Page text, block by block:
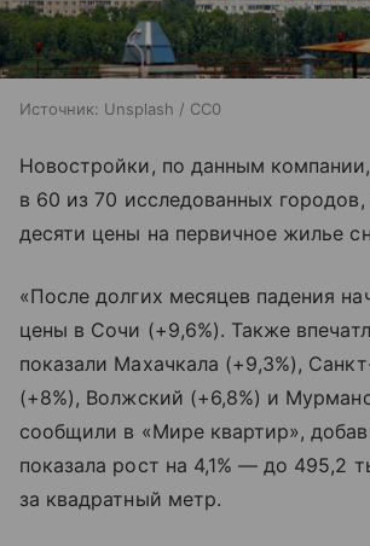
Источник: Unsplash / CC0
Новостройки, по данным
в 60 из 70 исследованных
десяти цены на первичное жилье
«После долгих месяцев падения
цены в Сочи (+9,6%). Также
показали Махачкала (+9,3%),
(+8%), Волжский (+6,8%) и
сообщили в «Мире квартир»,
показала рост на 4,1% — до 495,2
за квадратный метр.